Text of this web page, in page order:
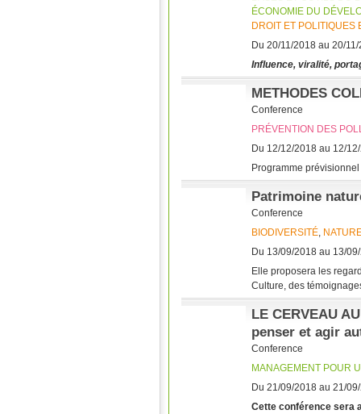
ÉCONOMIE DU
DROIT ET POLITIQUES
Du 20/11/2018 au 20/
Influence, viralité,
METHODES
Conference
PRÉVENTION DES
Du 12/12/2018 au 12/
Programme prévisionnel
Patrimoine
Conference
BIODIVERSITÉ,
Du 13/09/2018 au 13/
Elle proposera les
Culture, des
LE CERVEAU
penser et agir
Conference
MANAGEMENT POUR
Du 21/09/2018 au 21/
Cette conférence sera